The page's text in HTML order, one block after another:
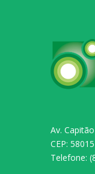
Av.
CEP:
Telefone: